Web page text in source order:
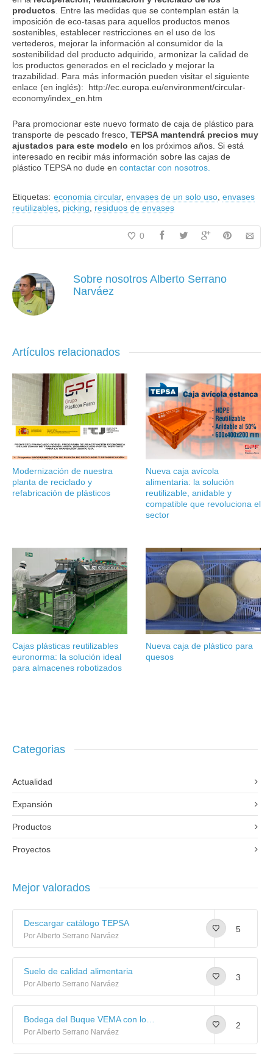
productos . Entre las medidas que se contemplan están la
imposición de eco-tasas para aquellos productos menos
sostenibles, establecer restricciones en el uso de los
vertederos, mejorar la información al consumidor de la
sostenibilidad del producto adquirido, armonizar la calidad de
los productos generados en el reciclado y mejorar la
trazabilidad. Para más información pueden visitar el siguiente
enlace (en inglés): http://ec.europa.eu/environment/circular-
economy/index_en.htm
Para promocionar este nuevo formato de caja de plástico para
transporte de pescado fresco, TEPSA mantendrá precios muy
ajustados para este modelo en los próximos años. Si está
interesado en recibir más información sobre las cajas de
plástico TEPSA no dude en contactar con nosotros.
Etiquetas: economia circular, envases de un solo uso envases
reutilizables picking residuos de envases
0
Sobre nosotros Alberto Serrano
Narváez
Artículos relacionados
Modernización de nuestra
planta de reciclado y
refabricación de plásticos
Nueva caja avícola
alimentaria: la solución
reutilizable, anidable y
compatible que revoluciona el
sector
Cajas plásticas reutilizables
euronorma: la solución ideal
para almacenes robotizados
Nueva caja de plástico para
quesos
Categorias
Actualidad
Expansión
Productos
Proyectos
Mejor valorados
Descargar catálogo TEPSA
Por Alberto Serrano Narváez
5
Suelo de calidad alimentaria
Por Alberto Serrano Narváez
3
Por Alberto Serrano Narváez
2